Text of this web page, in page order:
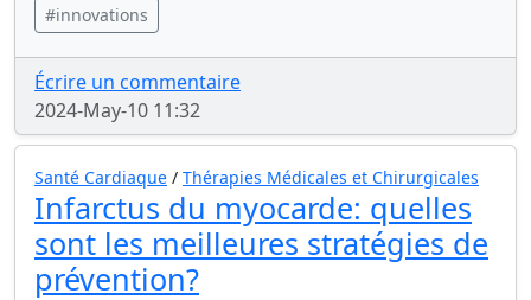
#innovations
Écrire un commentaire
2024-May-10 11:32
Santé Cardiaque / Thérapies Médicales et Chirurgicales
Infarctus du myocarde: quelles
sont les meilleures stratégies de
prévention?